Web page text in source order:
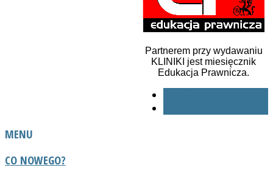
Partnerem przy wydawaniu
KLINIKI jest miesięcznik
Edukacja Prawnicza.
MENU
CO NOWEGO?